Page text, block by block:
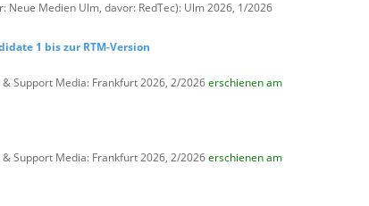
Neue Medien Ulm, davor: RedTec): Ulm 2026, 1/2026
1 bis zur RTM-Version
Support Media: Frankfurt 2026, 2/2026erschienen am
Support Media: Frankfurt 2026, 2/2026erschienen am